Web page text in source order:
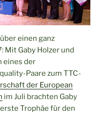
einen ganz
Mit Gaby Holzer und
eines der
Paare zum TTC-
der European
im Juli brachten Gaby
Trophäe für den